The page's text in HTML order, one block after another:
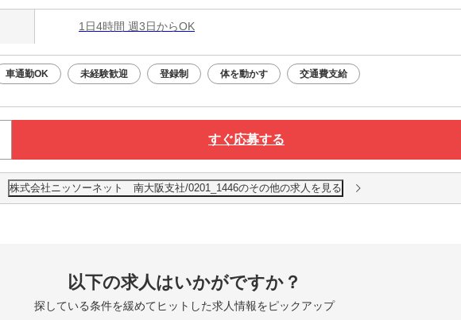
1日4時間 週3日からOK
車通勤OK 未経験歓迎 登録制 体を動かす 交通費支給
すぐ応募する
株式会社ニッソーネット 南大阪支社/0201_1446のその他の求人を見る
以下の求人はいかがですか？
探している条件を緩めてヒットした求人情報をピックアップ